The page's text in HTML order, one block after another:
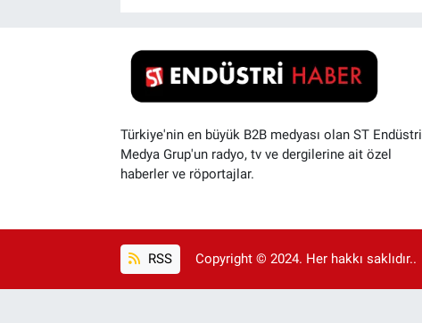
Türkiye'nin en büyük B2B medyası olan ST Endüstri
Medya Grup'un radyo, tv ve dergilerine ait özel
haberler ve röportajlar.
RSS Copyright © 2024. Her hakkı saklıdır..